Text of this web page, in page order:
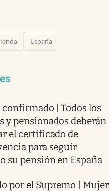
España
| Todos los
y pensionados deberán
el certificado de
para seguir
su pensión en España
por el Supremo | Mujer